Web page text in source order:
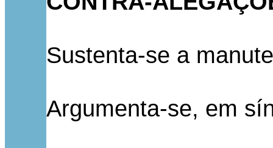
Sustenta-se a
Argumenta-se, em